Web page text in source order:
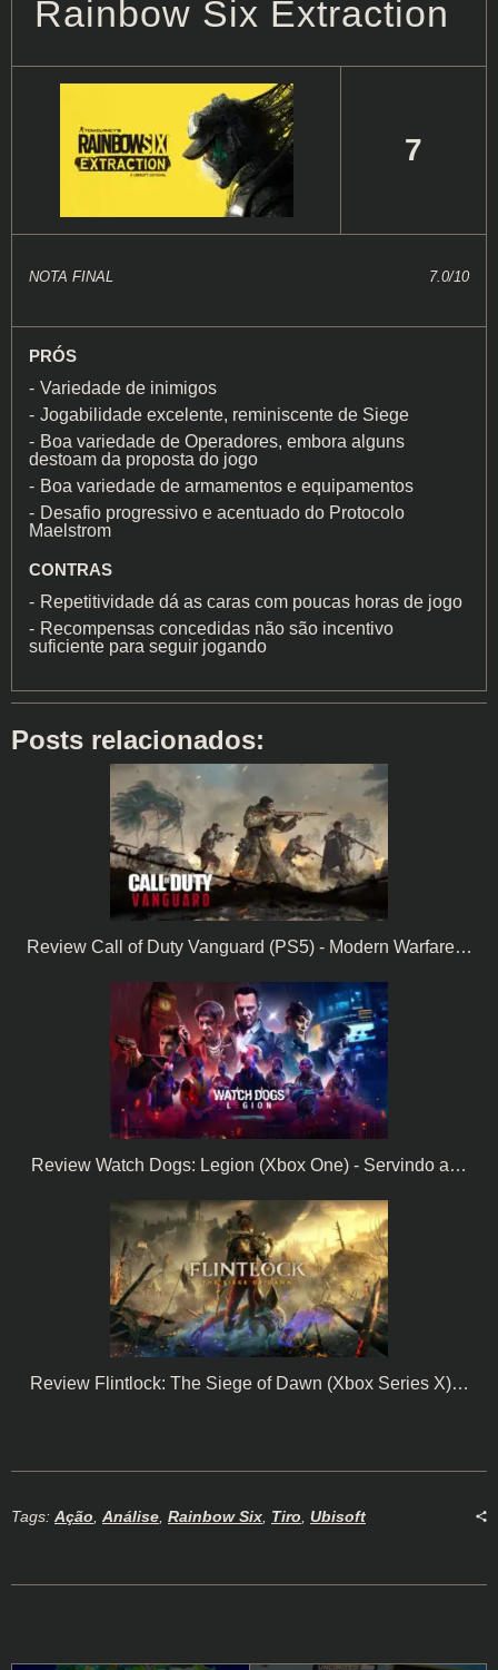
Rainbow Six Extraction
7
NOTA FINAL 7.0/10
PRÓS
Variedade de inimigos
Jogabilidade excelente, reminiscente de Siege
Boa variedade de Operadores, embora alguns
destoam da proposta do jogo
Boa variedade de armamentos e equipamentos
Desafio progressivo e acentuado do Protocolo
Maelstrom
CONTRAS
Repetitividade dá as caras com poucas horas de jogo
Recompensas concedidas não são incentivo
suficiente para seguir jogando
Posts relacionados:
Review Call of Duty Vanguard (PS5) - Modern Warfare…
Review Watch Dogs: Legion (Xbox One) - Servindo a…
Review Flintlock: The Siege of Dawn (Xbox Series X)…
Tags: Ação Análise Rainbow Six Tiro Ubisoft